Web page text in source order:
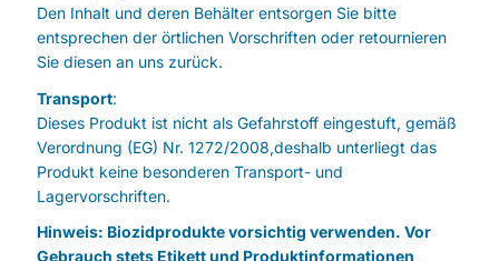
Den Inhalt und deren Behälter entsorgen Sie bitte
entsprechen der örtlichen Vorschriften oder retournieren
Sie diesen an uns zurück.
Transport:
Dieses Produkt ist nicht als Gefahrstoff eingestuft, gemäß
Verordnung (EG) Nr. 1272/2008,deshalb unterliegt das
Produkt keine besonderen Transport- und
Lagervorschriften.
Hinweis: Biozidprodukte vorsichtig verwenden. Vor
Gebrauch stets Etikett und Produktinformationen